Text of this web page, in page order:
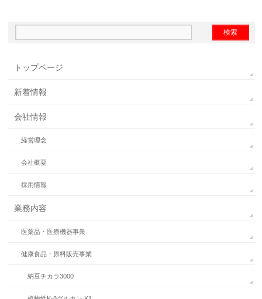
トップページ
新着情報
会社情報
経営理念
会社概要
採用情報
業務内容
医薬品・医療機器事業
健康食品・原料販売事業
納豆チカラ3000